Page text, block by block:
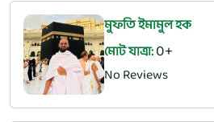
মুফতি ইমামুল হক
মোট যাত্রা:0
No Reviews